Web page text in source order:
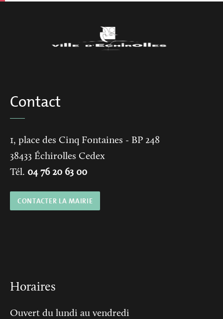
Contact
1, place des Cinq Fontaines - BP 248
38433 Échirolles Cedex
Tél. 04 76 20 63 00
CONTACTER LA MAIRIE
Horaires
Ouvert du lundi au vendredi